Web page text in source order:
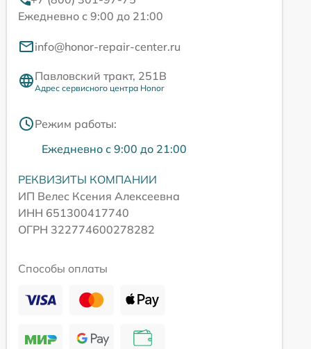
Ежедневно с 9:00 до 21:00
info@honor-repair-center.ru
Павловский тракт, 251В
Адрес сервисного центра Honor
Режим работы:
Ежедневно с 9:00 до 21:00
РЕКВИЗИТЫ КОМПАНИИ
ИП Велес Ксения Алексеевна
ИНН 651300417740
ОГРН 322774600278282
Способы оплаты